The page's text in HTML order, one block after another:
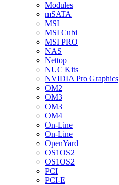
Modules
mSATA
MSI
MSI Cubi
MSI PRO
NAS
Nettop
NUC Kits
NVIDIA Pro Graphics
OM2
OM3
OM3
OM4
On-Line
On-Line
OpenYard
OS1OS2
OS1OS2
PCI
PCI-E